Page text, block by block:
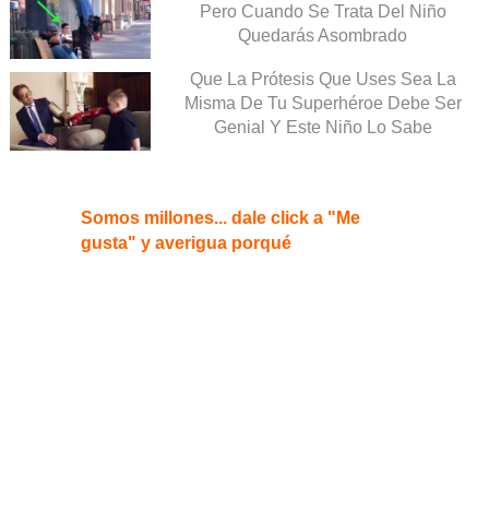
Pero Cuando Se Trata Del Niño
Quedarás Asombrado
Que La Prótesis Que Uses Sea La
Misma De Tu Superhéroe Debe Ser
Genial Y Este Niño Lo Sabe
Somos millones... dale click a "Me
gusta" y averigua porqué